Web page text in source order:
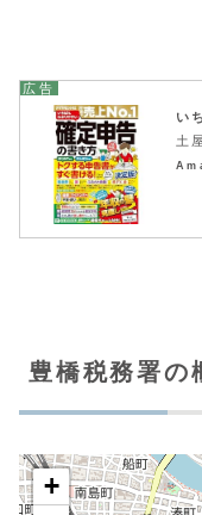
い
土
豊橋税務署の